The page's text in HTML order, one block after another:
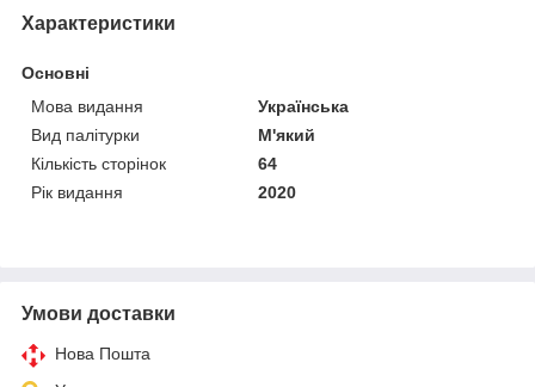
Характеристики
Основні
Мова видання
Українська
Вид палітурки
М'який
Кількість сторінок
64
Рік видання
2020
Умови доставки
Нова Пошта